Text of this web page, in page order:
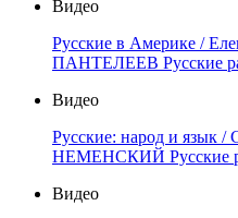
Видео
Русские в Америке /
ПАНТЕЛЕЕВ Русские
Видео
Русские: народ и
НЕМЕНСКИЙ Русские
Видео